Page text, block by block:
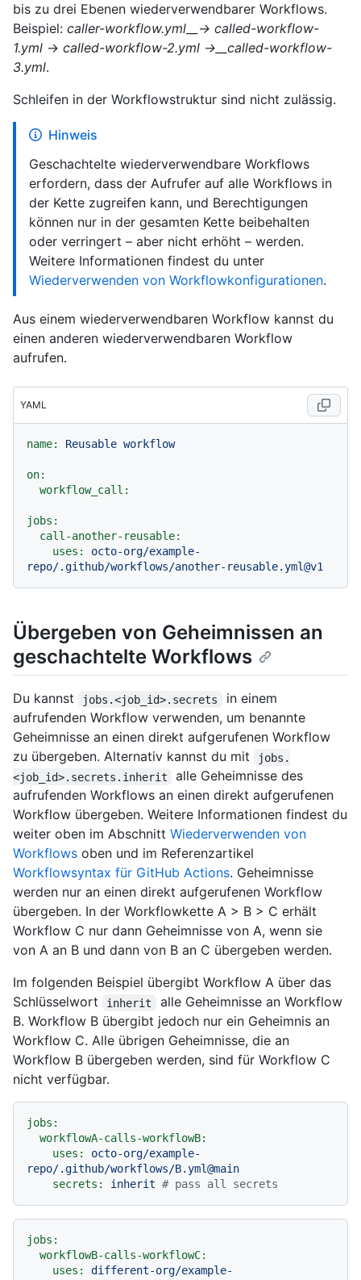
bis zu drei Ebenen wiederverwendbarer Workflows.
Beispiel: caller-workflow.yml__→ called-workflow-
1.yml → called-workflow-2.yml →__called-workflow-
3.yml.
Schleifen in der Workflowstruktur sind nicht zulässig.
Hinweis
Geschachtelte wiederverwendbare Workflows
erfordern, dass der Aufrufer auf alle Workflows in
der Kette zugreifen kann, und Berechtigungen
können nur in der gesamten Kette beibehalten
oder verringert – aber nicht erhöht – werden.
Weitere Informationen findest du unter
Wiederverwenden von Workflowkonfigurationen.
Aus einem wiederverwendbaren Workflow kannst du
einen anderen wiederverwendbaren Workflow
aufrufen.
YAML
name: Reusable workflow
on:
workflow_call:
jobs:
call-another-reusable:
uses:
octo-org/example-
repo/.github/workflows/another-reusable.yml@v1
Übergeben von Geheimnissen an
geschachtelte Workflows
Du kannst jobs.<job_id>.secrets
in einem
aufrufenden Workflow verwenden, um benannte
Geheimnisse an einen direkt aufgerufenen Workflow
zu übergeben. Alternativ kannst du mit
jobs.
<job_id>.secrets.inherit
alle Geheimnisse des
aufrufenden Workflows an einen direkt aufgerufenen
Workflow übergeben. Weitere Informationen findest du
weiter oben im Abschnitt Wiederverwenden von
Workflows oben und im Referenzartikel
Workflowsyntax für GitHub Actions. Geheimnisse
werden nur an einen direkt aufgerufenen Workflow
übergeben. In der Workflowkette A > B > C erhält
Workflow C nur dann Geheimnisse von A, wenn sie
von A an B und dann von B an C übergeben werden.
Im folgenden Beispiel übergibt Workflow A über das
Schlüsselwort
inherit
alle Geheimnisse an Workflow
B. Workflow B übergibt jedoch nur ein Geheimnis an
Workflow C. Alle übrigen Geheimnisse, die an
Workflow B übergeben werden, sind für Workflow C
nicht verfügbar.
jobs:
workflowA-calls-workflowB:
uses:
octo-org/example-
repo/.github/workflows/B.yml@main
secrets:
inherit # pass all secrets
jobs:
workflowB-calls-workflowC:
uses:
different-org/example-